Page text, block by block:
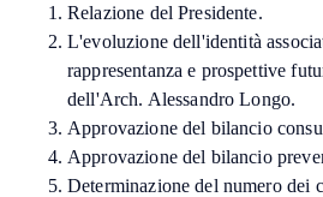
Relazione del Presidente.
L'evoluzione dell'identità
rappresentanza e prospettive
dell'Arch. Alessandro Longo.
Approvazione del bilancio
Approvazione del bilancio
Determinazione del numero dei